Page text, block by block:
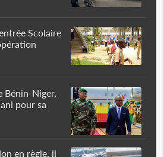
Scolaire
Bénin-Niger,
pour sa
en règle, il